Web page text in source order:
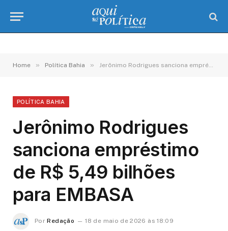
Home » Política Bahia » Jerônimo Rodrigues sanciona empréstimo de R$ 5,49 bilhões para EMBASA
POLÍTICA BAHIA
Jerônimo Rodrigues
sanciona empréstimo
de R$ 5,49 bilhões
para EMBASA
Por Redação
18 de maio de 2026 às 18:09